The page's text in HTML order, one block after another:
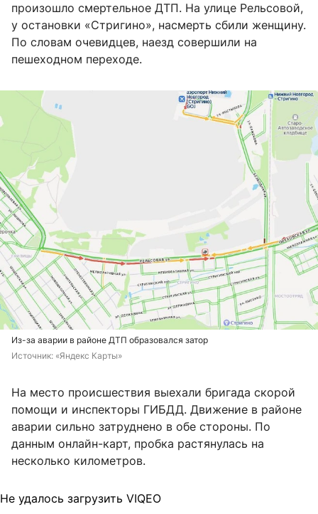
произошло смертельное ДТП. На улице Рельсовой,
у остановки «Стригино», насмерть сбили женщину.
По словам очевидцев, наезд совершили на
пешеходном переходе.
Из-за аварии в районе ДТП образовался затор
Источник: «Яндекс Карты»
На место происшествия выехали бригада скорой
помощи и инспекторы ГИБДД. Движение в районе
аварии сильно затруднено в обе стороны. По
данным онлайн-карт, пробка растянулась на
несколько километров.
Не удалось загрузить VIQEO